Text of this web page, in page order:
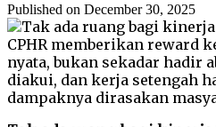
Published on December 30, 2025